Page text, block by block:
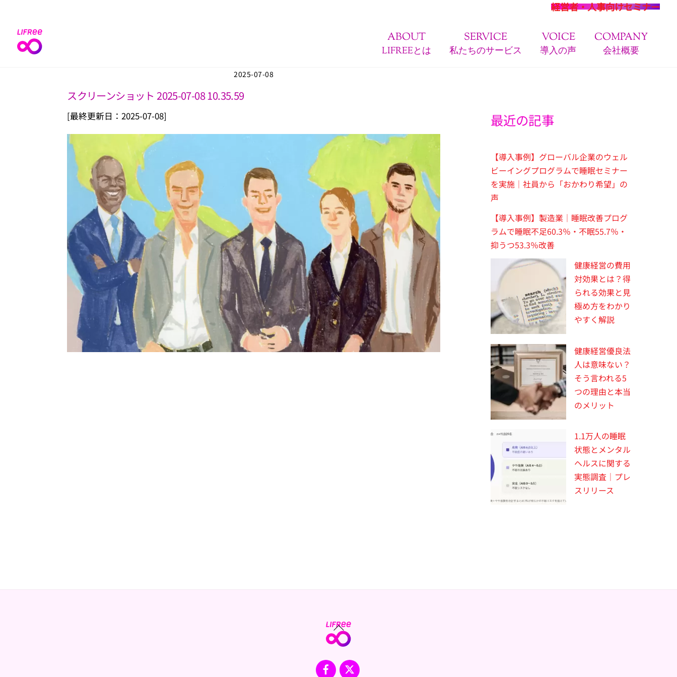
content
経営者・人事向けセミナー
ABOUT
LIFREEとは
SERVICE
私たちのサービス
VOICE
導入の声
COMPANY
会社概要
2025-07-08
スクリーンショット 2025-07-08 10.35.59
[最終更新日：2025-07-08] 最近の記事
【導入事例】グローバル企業のウェル
ビーイングプログラムで睡眠セミナー
を実施｜社員から「おかわり希望」の
声
【導入事例】製造業｜睡眠改善プログ
ラムで睡眠不足60.3％・不眠55.7％・
抑うつ53.3％改善
健康経営の費用
対効果とは？得
られる効果と見
極め方をわかり
やすく解説
健康経営優良法
人は意味ない？
そう言われる5
つの理由と本当
のメリット
1.1万人の睡眠
状態とメンタル
ヘルスに関する
実態調査｜プレ
スリリース
Back
To
Facebook
X